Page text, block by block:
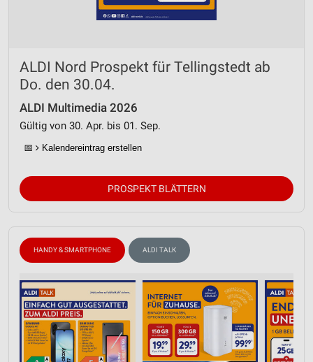
ALDI Nord Prospekt für Tellingstedt ab
Do. den 30.04.
ALDI Multimedia 2026
Gültig von 30. Apr. bis 01. Sep.
📅 Kalendereintrag erstellen
PROSPEKT BLÄTTERN
HANDY & SMARTPHONE ALDI TALK